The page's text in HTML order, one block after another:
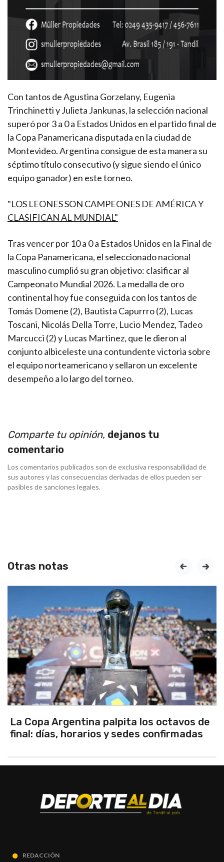
Con tantos de Agustina Gorzelany, Eugenia
Trinchinetti y Julieta Jankunas, la selección nacional
superó por 3 a 0 a Estados Unidos en el partido final de
la Copa Panamericana disputada en la ciudad de
Montevideo. Argentina consigue de esta manera su
séptimo título consecutivo (y sigue siendo el único
equipo ganador) en este torneo.
"LOS LEONES SON CAMPEONES DE AMÉRICA Y
CLASIFICAN AL MUNDIAL"
Tras vencer por 10 a 0 a Estados Unidos en la Final de
la Copa Panamericana, el seleccionado nacional
masculino cumplió su gran objetivo: clasificar al
Campeonato Mundial 2026. La medalla de oro
continental hoy fue conseguida con los tantos de
Tomás Domene (2), Bautista Capurrro (2), Lucas
Toscani, Nicolás Della Torre, Lucio Mendez, Tadeo
Marcucci (2) y Lucas Martinez, que le dieron al
conjunto albiceleste una contundente victoria sobre
el equipo norteamericano y sellaron un excelente
desempeño a lo largo del torneo.
Comparte tu opinión, dejanos tu
comentario
Los comentarios publicados son de exclusiva responsabilidad de
sus autores y las consecuencias derivadas de ellos pueden ser
pasibles de sanciones legales.
Otras notas
La Copa Argentina palpita los octavos de
final: días, horarios y sedes confirmadas
prev next
REDACCIÓN